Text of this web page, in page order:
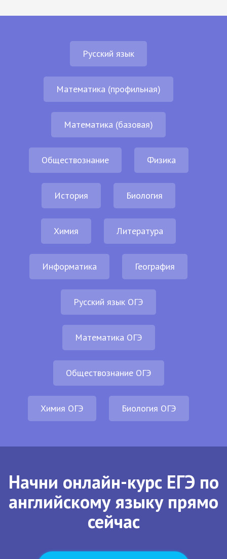
Русский язык
Математика (профильная)
Математика (базовая)
Обществознание Физика
История Биология
Химия Литература
Информатика География
Русский язык ОГЭ
Математика ОГЭ
Обществознание ОГЭ
Химия ОГЭ Биология ОГЭ
Начни онлайн-курс ЕГЭ по
английскому языку прямо
сейчас